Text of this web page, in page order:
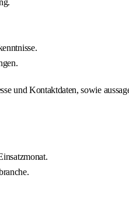
und Kontaktdaten, sowie